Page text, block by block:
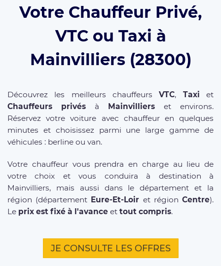
Votre Chauffeur Privé,
VTC ou Taxi à
Mainvilliers (28300)
Découvrez les meilleurs chauffeursVTC, Taxi et
Chauffeurs privés à Mainvilliers et environs.
Réservez votre voiture avec chauffeur en quelques
minutes et choisissez parmi une large gamme de
véhicules : berline ou van.
Votre chauffeur vous prendra en charge au lieu de
votre choix et vous conduira à destination à
Mainvilliers, mais aussi dans le département et la
région (département Eure-Et-Loir et régionCentre).
Le prix est fixé à l'avance et tout compris.
JE CONSULTE LES OFFRES